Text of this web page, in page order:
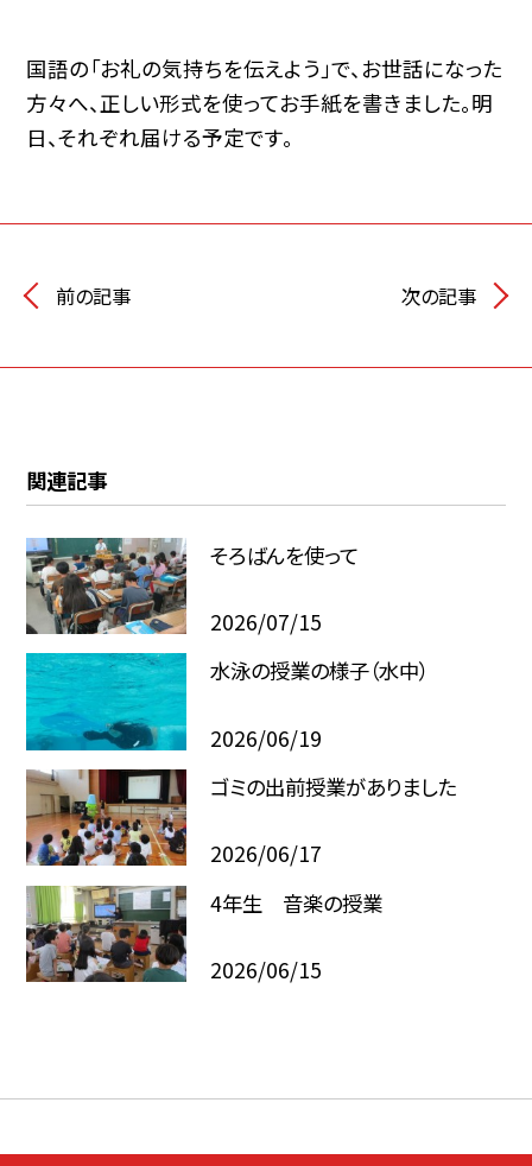
国語の「お礼の気持ちを伝えよう」で、お世話になった
方々へ、正しい形式を使ってお手紙を書きました。明
日、それぞれ届ける予定です。
前の記事 次の記事
関連記事
そろばんを使って
2026/07/15
水泳の授業の様子（水中）
2026/06/19
ゴミの出前授業がありました
2026/06/17
4年生 音楽の授業
2026/06/15